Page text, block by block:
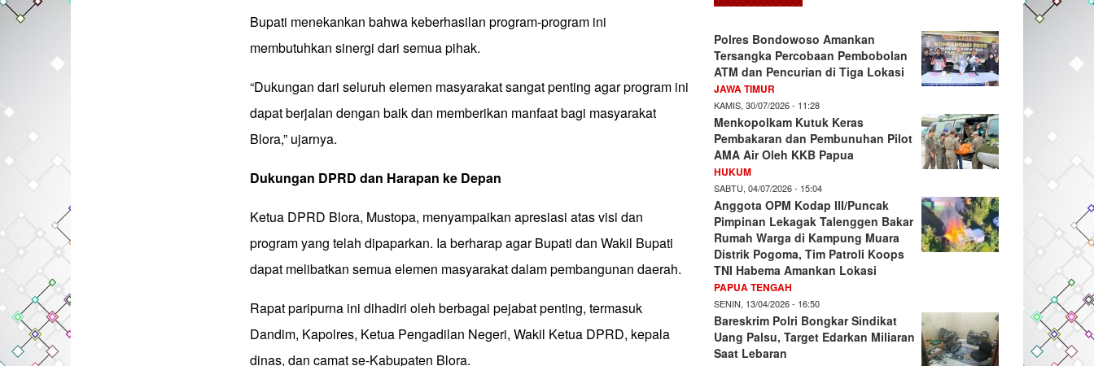
Bupati menekankan bahwa keberhasilan program-program ini
membutuhkan sinergi dari semua pihak.
“Dukungan dari seluruh elemen masyarakat sangat penting agar program ini
dapat berjalan dengan baik dan memberikan manfaat bagi masyarakat
Blora,” ujarnya.
Dukungan DPRD dan Harapan ke Depan
Ketua DPRD Blora, Mustopa, menyampaikan apresiasi atas visi dan
program yang telah dipaparkan. Ia berharap agar Bupati dan Wakil Bupati
dapat melibatkan semua elemen masyarakat dalam pembangunan daerah.
Rapat paripurna ini dihadiri oleh berbagai pejabat penting, termasuk
Dandim, Kapolres, Ketua Pengadilan Negeri, Wakil Ketua DPRD, kepala
dinas, dan camat se-Kabupaten Blora.
Polres Bondowoso Amankan
Tersangka Percobaan Pembobolan
ATM dan Pencurian di Tiga Lokasi
JAWA TIMUR
KAMIS, 30/07/2026 - 11:28
Menkopolkam Kutuk Keras
Pembakaran dan Pembunuhan Pilot
AMA Air Oleh KKB Papua
HUKUM
SABTU, 04/07/2026 - 15:04
Anggota OPM Kodap III/Puncak
Pimpinan Lekagak Talenggen Bakar
Rumah Warga di Kampung Muara
Distrik Pogoma, Tim Patroli Koops
TNI Habema Amankan Lokasi
PAPUA TENGAH
SENIN, 13/04/2026 - 16:50
Bareskrim Polri Bongkar Sindikat
Uang Palsu, Target Edarkan Miliaran
Saat Lebaran